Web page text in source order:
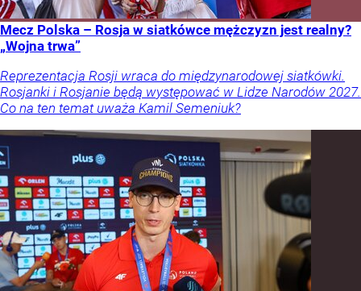
Mecz Polska – Rosja w siatkówce mężczyzn jest realny?
„Wojna trwa”
Reprezentacja Rosji wraca do międzynarodowej siatkówki.
Rosjanki i Rosjanie będą występować w Lidze Narodów 2027.
Co na ten temat uważa Kamil Semeniuk?